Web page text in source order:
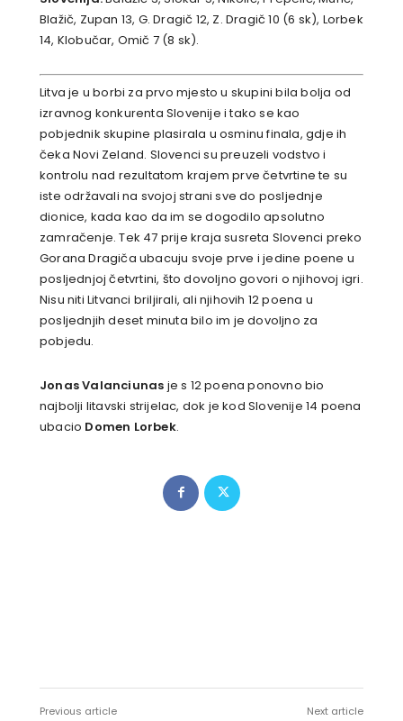
Blažič, Zupan 13, G. Dragič 12, Z. Dragič 10 (6 sk), Lorbek
14, Klobučar, Omič 7 (8 sk).
Litva je u borbi za prvo mjesto u skupini bila bolja od
izravnog konkurenta Slovenije i tako se kao
pobjednik skupine plasirala u osminu finala, gdje ih
čeka Novi Zeland. Slovenci su preuzeli vodstvo i
kontrolu nad rezultatom krajem prve četvrtine te su
iste održavali na svojoj strani sve do posljednje
dionice, kada kao da im se dogodilo apsolutno
zamračenje. Tek 47 prije kraja susreta Slovenci preko
Gorana Dragiča ubacuju svoje prve i jedine poene u
posljednjoj četvrtini, što dovoljno govori o njihovoj igri.
Nisu niti Litvanci briljirali, ali njihovih 12 poena u
posljednjih deset minuta bilo im je dovoljno za
pobjedu.
Jonas Valanciunas je s 12 poena ponovno bio
najbolji litavski strijelac, dok je kod Slovenije 14 poena
ubacio Domen Lorbek.
Previous article Next article